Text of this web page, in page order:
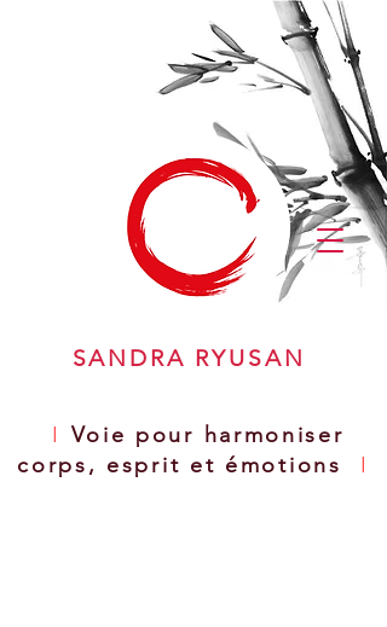
SANDRA RYUSAN
I Voie pour harmoniser
corps, esprit et émotions
I